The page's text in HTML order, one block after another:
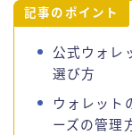
記事のポイント
公式ウォレ
選び方
ウォレット
ーズの管理